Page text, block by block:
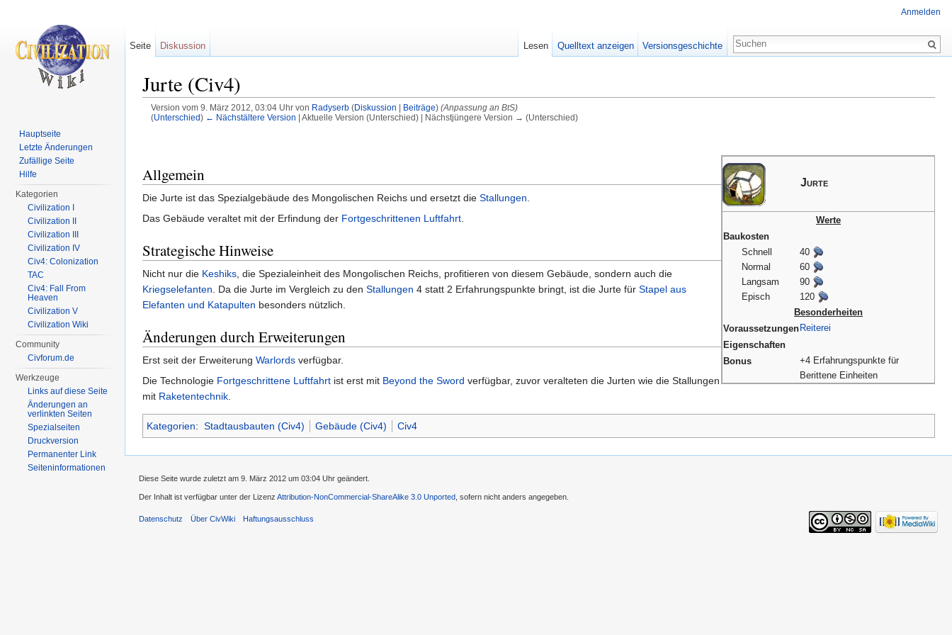
Jurte (Civ4)
Version vom 9. März 2012, 03:04 Uhr von Radyserb (Diskussion Beiträge) (Anpassung an BtS)
(Unterschied) ← Nächstältere Version | Aktuelle Version (Unterschied) | Nächstjüngere Version → (Unterschied)
Jurte
Werte
Baukosten
Schnell
40
Normal
60
Langsam
90
Episch
120
Besonderheiten
VoraussetzungenReiterei
Eigenschaften
Bonus
+4 Erfahrungspunkte für
Berittene Einheiten
Allgemein
Die Jurte ist das Spezialgebäude des Mongolischen Reichs und ersetzt die Stallungen
Das Gebäude veraltet mit der Erfindung der Fortgeschrittenen Luftfahrt
Strategische Hinweise
Nicht nur die Keshiks , die Spezialeinheit des Mongolischen Reichs, profitieren von diesem Gebäude, sondern auch die
Kriegselefanten . Da die Jurte im Vergleich zu den Stallungen 4 statt 2 Erfahrungspunkte bringt, ist die Jurte für Stapel aus
Elefanten und Katapulten besonders nützlich.
Änderungen durch Erweiterungen
Erst seit der Erweiterung Warlords verfügbar.
Die Technologie Fortgeschrittene Luftfahrt ist erst mit Beyond the Sword verfügbar, zuvor veralteten die Jurten wie die Stallungen
mit Raketentechnik
Kategorien: Stadtausbauten (Civ4) Gebäude (Civ4) Civ4
Anmelden
Seite Diskussion Lesen Quelltext anzeigen Versionsgeschichte
Hauptseite
Letzte Änderungen
Zufällige Seite
Hilfe
Kategorien
Civilization I
Civilization II
Civilization III
Civilization IV
Civ4: Colonization
TAC
Civ4: Fall From
Heaven
Civilization V
Civilization Wiki
Community
Civforum.de
Werkzeuge
Links auf diese Seite
Änderungen an
verlinkten Seiten
Spezialseiten
Druckversion
Permanenter Link
Seiten­informationen
Diese Seite wurde zuletzt am 9. März 2012 um 03:04 Uhr geändert.
Der Inhalt ist verfügbar unter der Lizenz Attribution-NonCommercial-ShareAlike 3.0 Unported, sofern nicht anders angegeben.
Datenschutz Über CivWiki Haftungsausschluss